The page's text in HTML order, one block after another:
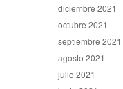
diciembre 2021
octubre 2021
septiembre 2021
agosto 2021
julio 2021